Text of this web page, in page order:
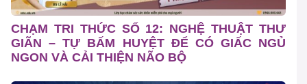
CHẠM TRI THỨC SỐ 12: NGHỆ THUẬT THƯ
GIÃN – TỰ BẤM HUYỆT ĐỂ CÓ GIẤC NGỦ
NGON VÀ CẢI THIỆN NÃO BỘ